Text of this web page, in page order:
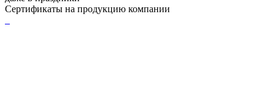
Сертификаты на продукцию компании